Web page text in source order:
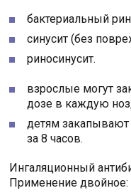
бактериальный
синусит (без
риносинусит.
взрослые могут
дозе в каждую
детям
за 8 часов.
Ингаляционный
Применение двойное: